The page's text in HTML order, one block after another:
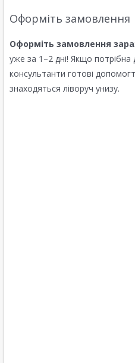
Оформіть замовлення
Оформіть замовлення
уже за 1–2 дні! Якщо
консультанти готові
знаходяться ліворуч унизу.